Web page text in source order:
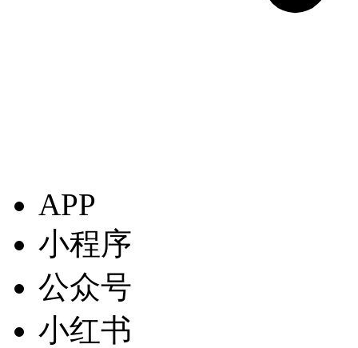
APP
小程序
公众号
小红书